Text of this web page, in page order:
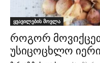
ყვავილების მოვლა
როგორ
უსიცოცხლო იერი